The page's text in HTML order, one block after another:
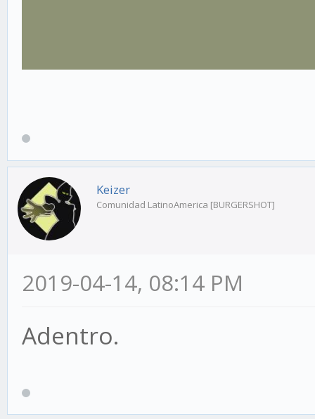
Keizer
Comunidad LatinoAmerica [BURGERSHOT]
2019-04-14, 08:14 PM
Adentro.